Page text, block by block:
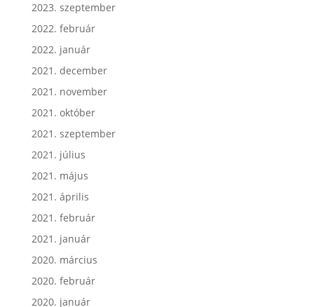
2023. szeptember
2022. február
2022. január
2021. december
2021. november
2021. október
2021. szeptember
2021. július
2021. május
2021. április
2021. február
2021. január
2020. március
2020. február
2020. január